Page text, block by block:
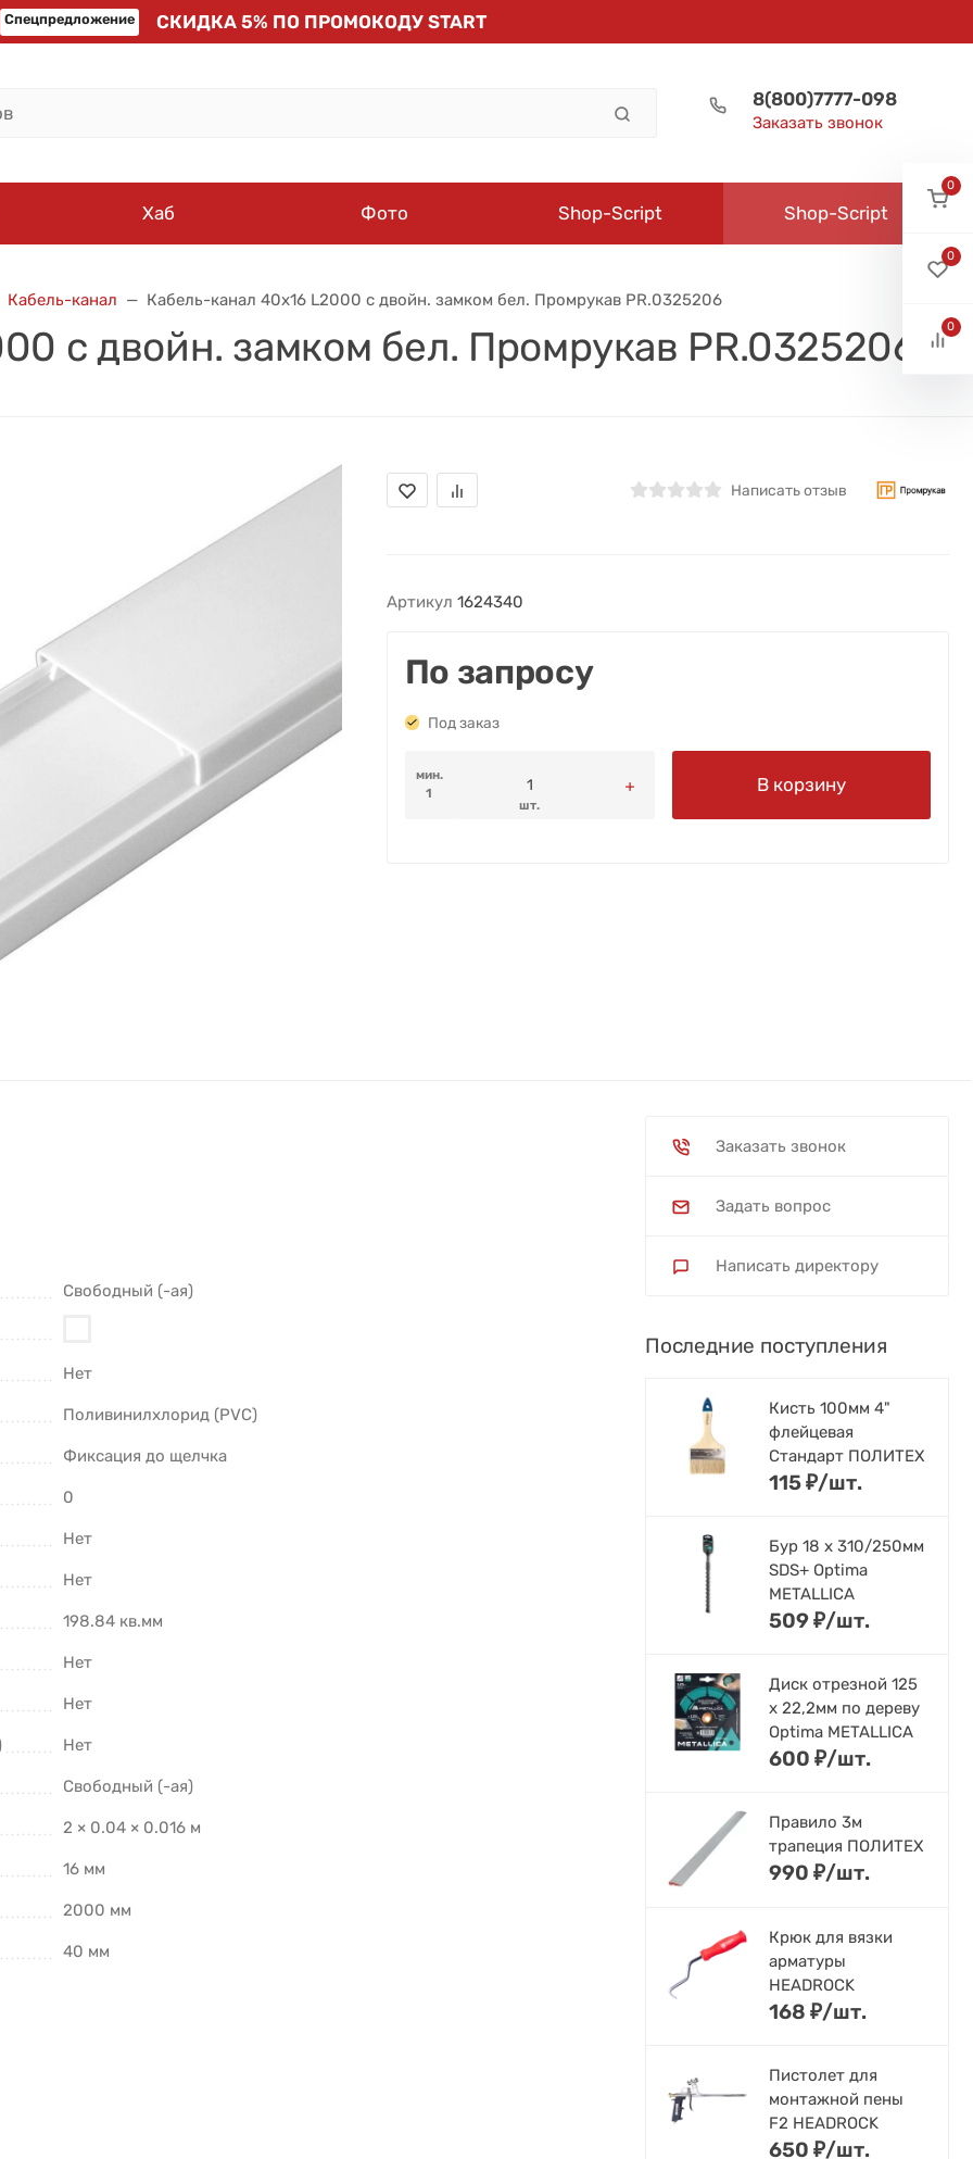
Спецпредложение СКИДКА 5% ПО ПРОМОКОДУ START
8(800)7777-098
Заказать звонок
Хаб Фото Shop-Script Shop-Script
Кабель-канал Кабель-канал 40х16 L2000 с двойн. замком бел. Промрукав PR.0325206
с двойн. замком бел. Промрукав PR.0325206
Написать отзыв
Артикул 1624340
По запросу
Под заказ
мин.
1
шт.
В корзину
Свободный (-ая)
Нет
Поливинилхлорид (PVC)
Фиксация до щелчка
0
Нет
Нет
198.84 кв.мм
Нет
Нет
Нет
Свободный (-ая)
2 × 0.04 × 0.016 м
16 мм
2000 мм
40 мм
Заказать звонок
Задать вопрос
Написать директору
Последние поступления
Кисть 100мм 4"
флейцевая
Стандарт ПОЛИТЕХ
115₽/шт.
Бур 18 х 310/250мм
SDS+ Optima
METALLICA
509₽/шт.
Диск отрезной 125
x 22,2мм по дереву
Optima METALLICA
600 ₽/шт.
Правило 3м
трапеция ПОЛИТЕХ
990 ₽/шт.
Крюк для вязки
арматуры
HEADROCK
168 ₽/шт.
Пистолет для
монтажной пены
F2 HEADROCK
650 ₽/шт.
0
0
0